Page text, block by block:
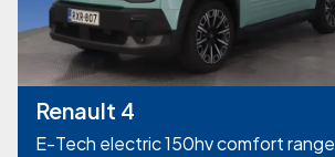
Renault 4
E-Tech electric 150hv comfort range